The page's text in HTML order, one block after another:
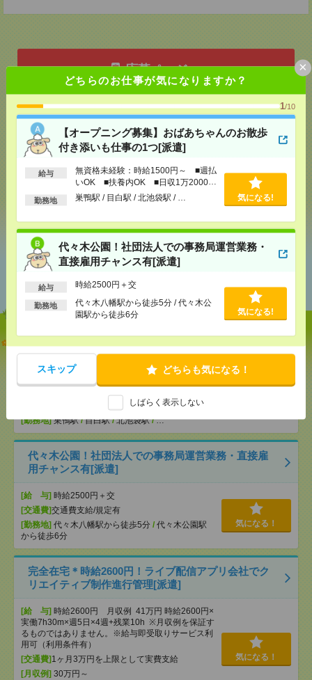
どちらのお仕事が気になりますか？
1/10
【オープニング募集】おばあちゃんのお散歩
付き添いも仕事の1つ[派遣]
給与
無資格未経験：時給1500円～ ■週払
いOK ■扶養内OK ■日収1万2000円
以上
勤務地 巣鴨駅 / 目白駅 / 北池袋駅 / … 気になる!
代々木公園！社団法人での事務局運営業務・
直接雇用チャンス有[派遣]
給与 時給2500円＋交
勤務地
代々木八幡駅から徒歩5分 / 代々木公
園駅から徒歩6分
気になる!
スキップ どちらも気になる！
しばらく表示しない
×
応募ページへ
気になる！
メールで送る LINE
あなたの閲覧履歴からの
おすすめ
【オープニング募集】おばあちゃんのお散歩付き添
いも仕事の1つ[派遣]
[勤務地]巣鴨駅/目白駅/北池袋駅/…
代々木公園！社団法人での事務局運営業務・直接雇
用チャンス有[派遣]
[給 与] 時給2500円＋交
[交通費]交通費支給/規定有
[勤務地] 代々木八幡駅から徒歩5分 / 代々木公園駅
から徒歩6分
気になる！
完全在宅＊時給2600円！ライブ配信アプリ会社でク
リエイティブ制作進行管理[派遣]
[給 与] 時給2600円 月収例 41万円 時給2600円×
実働7h30m×週5日×4週+残業10h ※月収例を保証す
るものではありません。※給与即受取りサービス利
用可（利用条件有）
[交通費] 1ヶ月3万円を上限として実費支給
[月収例] 30万円～
気になる！